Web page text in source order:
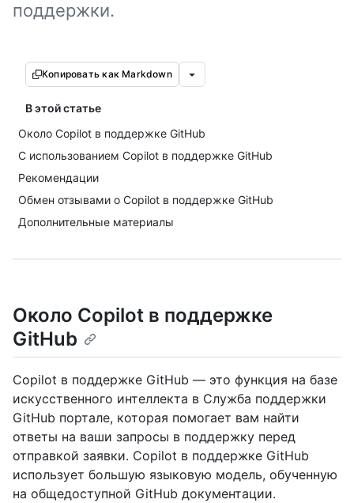
поддержки.
Копировать как Markdown
В этой статье
Около Copilot в поддержке GitHub
С использованием Copilot в поддержке GitHub
Рекомендации
Обмен отзывами о Copilot в поддержке GitHub
Дополнительные материалы
Около Copilot в поддержке
GitHub
Copilot в поддержке GitHub — это функция на базе
искусственного интеллекта в Служба поддержки
GitHub портале, которая помогает вам найти
ответы на ваши запросы в поддержку перед
отправкой заявки. Copilot в поддержке GitHub
использует большую языковую модель, обученную
на общедоступной GitHub документации.